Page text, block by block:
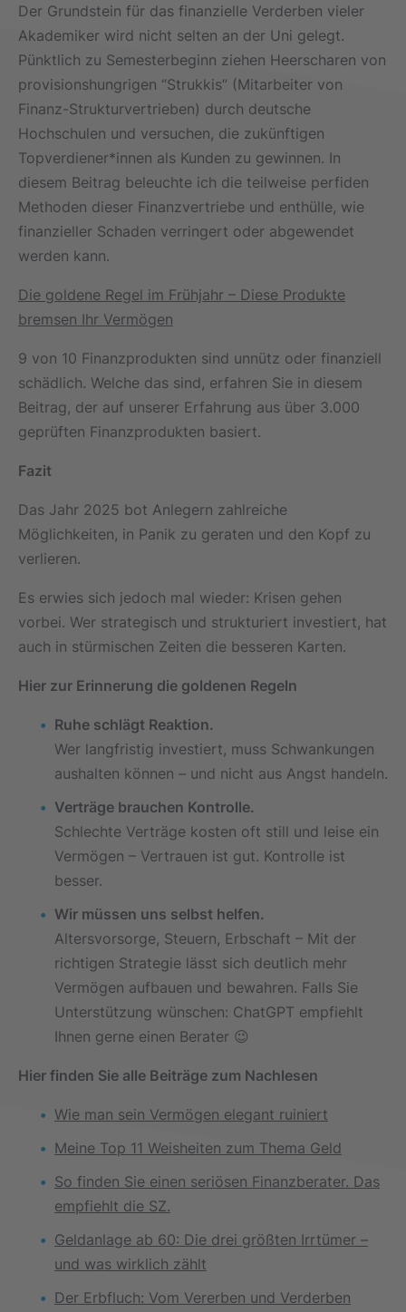
Der Grundstein für das finanzielle Verderben vieler
Akademiker wird nicht selten an der Uni gelegt.
Pünktlich zu Semesterbeginn ziehen Heerscharen von
provisionshungrigen “Strukkis” (Mitarbeiter von
Finanz-Strukturvertrieben) durch deutsche
Hochschulen und versuchen, die zukünftigen
Topverdiener*innen als Kunden zu gewinnen. In
diesem Beitrag beleuchte ich die teilweise perfiden
Methoden dieser Finanzvertriebe und enthülle, wie
finanzieller Schaden verringert oder abgewendet
werden kann.
Die goldene Regel im Frühjahr – Diese Produkte
bremsen Ihr Vermögen
9 von 10 Finanzprodukten sind unnütz oder finanziell
schädlich. Welche das sind, erfahren Sie in diesem
Beitrag, der auf unserer Erfahrung aus über 3.000
geprüften Finanzprodukten basiert.
Fazit
Das Jahr 2025 bot Anlegern zahlreiche
Möglichkeiten, in Panik zu geraten und den Kopf zu
verlieren.
Es erwies sich jedoch mal wieder: Krisen gehen
vorbei. Wer strategisch und strukturiert investiert, hat
auch in stürmischen Zeiten die besseren Karten.
Hier zur Erinnerung die goldenen Regeln
Ruhe schlägt Reaktion.
Wer langfristig investiert, muss Schwankungen
aushalten können – und nicht aus Angst handeln.
Verträge brauchen Kontrolle.
Schlechte Verträge kosten oft still und leise ein
Vermögen – Vertrauen ist gut. Kontrolle ist
besser.
Wir müssen uns selbst helfen.
Altersvorsorge, Steuern, Erbschaft – Mit der
richtigen Strategie lässt sich deutlich mehr
Vermögen aufbauen und bewahren. Falls Sie
Unterstützung wünschen: ChatGPT empfiehlt
Ihnen gerne einen Berater 😉
Hier finden Sie alle Beiträge zum Nachlesen
Wie man sein Vermögen elegant ruiniert
Meine Top 11 Weisheiten zum Thema Geld
So finden Sie einen seriösen Finanzberater. Das
empfiehlt die SZ.
Geldanlage ab 60: Die drei größten Irrtümer –
und was wirklich zählt
Der Erbfluch: Vom Vererben und Verderben